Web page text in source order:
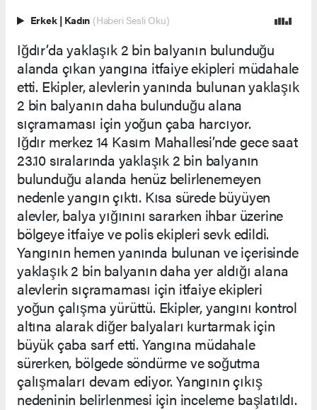
Erkek | Kadın (Haberi Sesli Oku)
Iğdır’da yaklaşık 2 bin balyanın bulunduğu
alanda çıkan yangına itfaiye ekipleri müdahale
etti. Ekipler, alevlerin yanında bulunan yaklaşık
2 bin balyanın daha bulunduğu alana
sıçramaması için yoğun çaba harcıyor.
Iğdır merkez 14 Kasım Mahallesi’nde gece saat
23.10 sıralarında yaklaşık 2 bin balyanın
bulunduğu alanda henüz belirlenemeyen
nedenle yangın çıktı. Kısa sürede büyüyen
alevler, balya yığınını sararken ihbar üzerine
bölgeye itfaiye ve polis ekipleri sevk edildi.
Yangının hemen yanında bulunan ve içerisinde
yaklaşık 2 bin balyanın daha yer aldığı alana
alevlerin sıçramaması için itfaiye ekipleri
yoğun çalışma yürüttü. Ekipler, yangını kontrol
altına alarak diğer balyaları kurtarmak için
büyük çaba sarf etti. Yangına müdahale
sürerken, bölgede söndürme ve soğutma
çalışmaları devam ediyor. Yangının çıkış
nedeninin belirlenmesi için inceleme başlatıldı.